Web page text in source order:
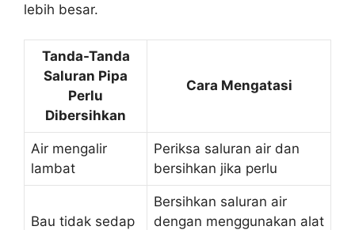
lebih besar.
Tanda-Tanda
Saluran Pipa
Perlu
Dibersihkan
Cara Mengatasi
Air mengalir
lambat
Periksa saluran air dan
bersihkan jika perlu
Bau tidak sedap
Bersihkan saluran air
dengan menggunakan alat